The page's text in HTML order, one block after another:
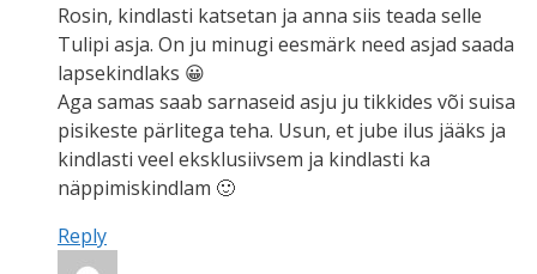
Rosin, kindlasti katsetan ja anna siis teada selle
Tulipi asja. On ju minugi eesmärk need asjad saada
lapsekindlaks 😀
Aga samas saab sarnaseid asju ju tikkides või suisa
pisikeste pärlitega teha. Usun, et jube ilus jääks ja
kindlasti veel eksklusiivsem ja kindlasti ka
näppimiskindlam 🙂
Reply